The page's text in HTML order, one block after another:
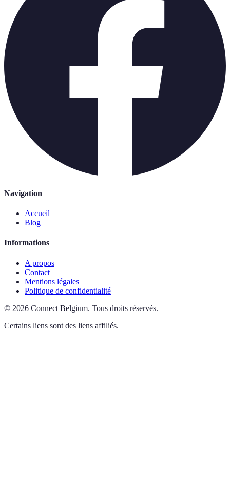
Navigation
Accueil
Blog
Informations
A propos
Contact
Mentions légales
Politique de confidentialité
© 2026 Connect Belgium. Tous droits réservés.
Certains liens sont des liens affiliés.